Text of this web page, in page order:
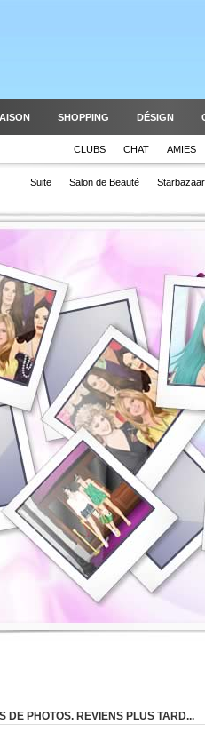
SHOPPING DÉSIGN
CLUBS CHAT AMIES
Suite Salon de Beauté Starbazaar
DE PHOTOS. REVIENS PLUS TARD...